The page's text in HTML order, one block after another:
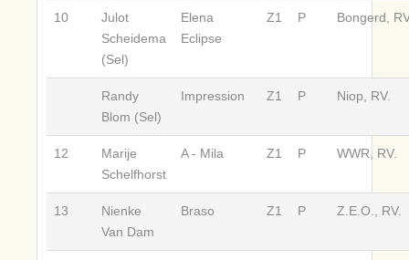
10
Julot
Scheidema
(Sel)
Elena
Eclipse
Z1 P Bongerd,
Randy
Blom (Sel)
Impression Z1 P Niop, RV.
12
Marije
Schelfhorst
A - Mila Z1 P WWR, RV.
13
Nienke
Van Dam
Braso Z1 P Z.E.O., RV.